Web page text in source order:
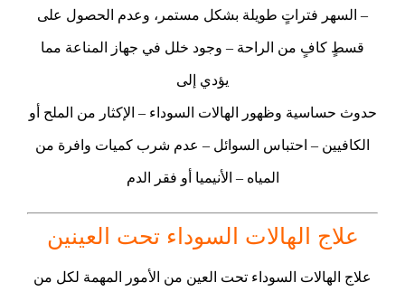
– السهر فتراتٍ طويلة بشكل مستمر، وعدم الحصول على
قسطٍ كافٍ من الراحة – وجود خلل في جهاز المناعة مما
يؤدي إلى
حدوث حساسية وظهور الهالات السوداء – الإكثار من الملح أو
الكافيين – احتباس السوائل – عدم شرب كميات وافرة من
المياه – الأنيميا أو فقر الدم
علاج الهالات السوداء تحت العينين
علاج الهالات السوداء تحت العين من الأمور المهمة لكل من